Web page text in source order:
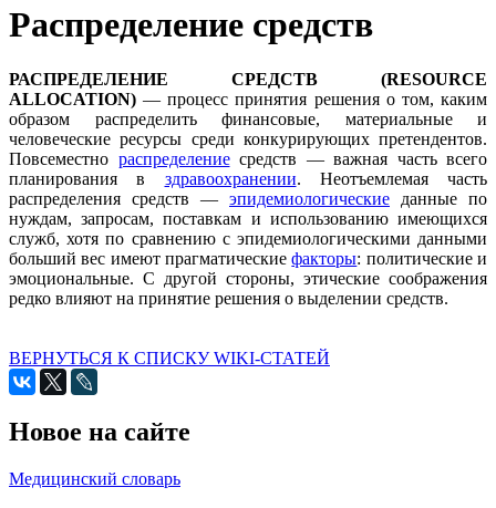
Распределение средств
РАСПРЕДЕЛЕНИЕ СРЕДСТВ (RESOURCE
ALLOCATION) — процесс принятия решения о том, каким
образом распределить финансовые, материальные и
человеческие ресурсы среди конкурирующих претендентов.
Повсеместно распределениесредств — важная часть всего
планирования в здравоохранении. Неотъемлемая часть
распределения средств — эпидемиологические данные по
нуждам, запросам, поставкам и использованию имеющихся
служб, хотя по сравнению с эпидемиологическими данными
больший вес имеют прагматическиефакторы: политические и
эмоциональные. С другой стороны, этические соображения
редко влияют на принятие решения о выделении средств.
ВЕРНУТЬСЯ К СПИСКУ WIKI-СТАТЕЙ
Новое на сайте
Медицинский словарь